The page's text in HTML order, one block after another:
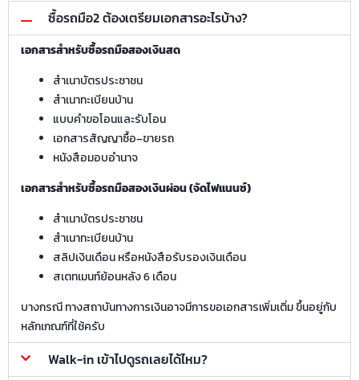
ซื้อรถมือ2 ต้องเตรียมเอกสารอะไรบ้าง?
เอกสารสำหรับซื้อรถมือสองเงินสด
สำเนาบัตรประชาชน
สำเนาทะเบียนบ้าน
แบบคำขอโอนและรับโอน
เอกสารสัญญาซื้อ–ขายรถ
หนังสือมอบอำนาจ
เอกสารสำหรับซื้อรถมือสองเงินผ่อน (จัดไฟแนนซ์)
สำเนาบัตรประชาชน
สำเนาทะเบียนบ้าน
สลิปเงินเดือน หรือหนังสือรับรองเงินเดือน
สเตทเมนท์ย้อนหลัง 6 เดือน
บางกรณี ทางสถาบันทางการเงินอาจมีการขอเอกสารเพิ่มเติ่ม ขึ้นอยู่กับ
หลักเกณฑ์ที่ใช้ครับ
Walk-in เข้าไปดูรถเลยได้ไหม?